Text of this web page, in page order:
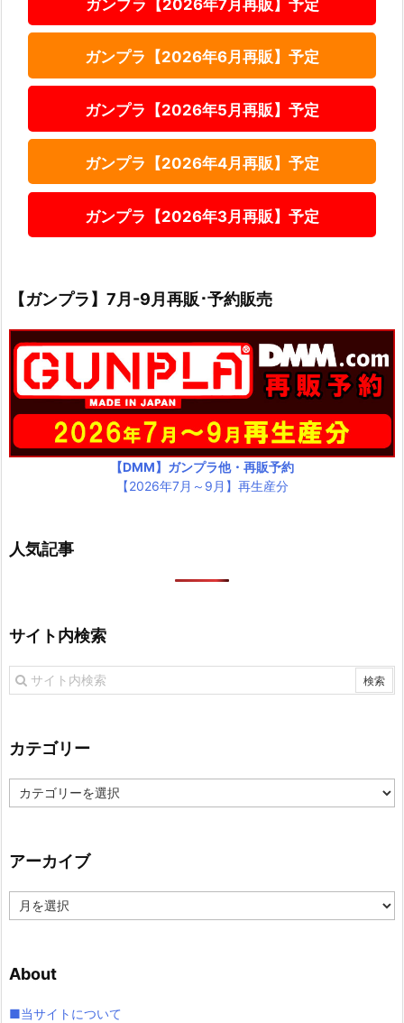
ガンプラ【2026年7月再販】予定
ガンプラ【2026年6月再販】予定
ガンプラ【2026年5月再販】予定
ガンプラ【2026年4月再販】予定
ガンプラ【2026年3月再販】予定
【ガンプラ】7月-9月再販･予約販売
【DMM】ガンプラ他・再販予約
【2026年7月～9月】再生産分
人気記事
サイト内検索
カテゴリー
テ
ー
アーカイブ
ー
ブ
About
■当サイトについて